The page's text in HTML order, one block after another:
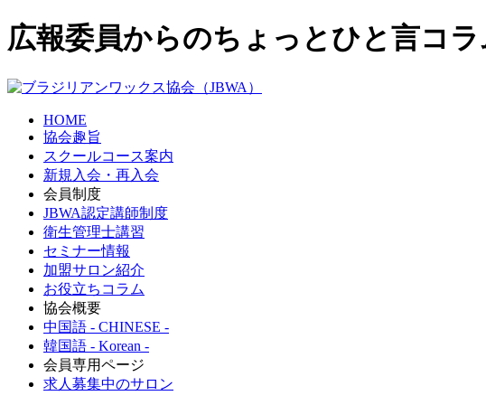
広報委員からのちょっとひと言コ
HOME
協会趣旨
スクールコース案内
新規入会・再入会
会員制度
JBWA認定講師制度
衛生管理士講習
セミナー情報
加盟サロン紹介
お役立ちコラム
協会概要
中国語 - CHINESE -
韓国語 - Korean -
会員専用ページ
求人募集中のサロン